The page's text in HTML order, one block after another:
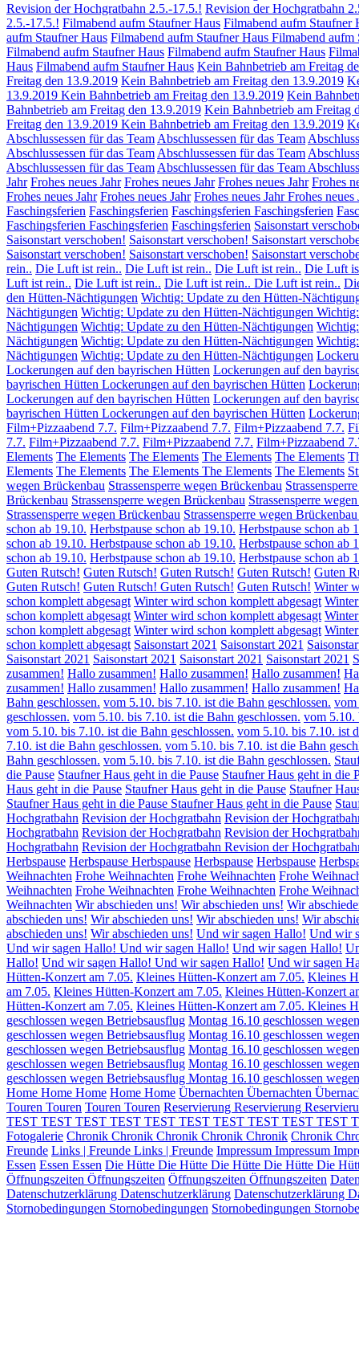
Revision der Hochgratbahn 2.5.-17.5.! Revision der Hochgratbahn
2.5.-17.5.! Filmabend aufm Staufner Haus Filmabend aufm Staufner
aufm Staufner Haus Filmabend aufm Staufner Haus Filmabend aufm
Filmabend aufm Staufner Haus Filmabend aufm Staufner Haus
Haus Filmabend aufm Staufner Haus Kein Bahnbetrieb am Freitag
Freitag den 13.9.2019 Kein Bahnbetrieb am Freitag den 13.9.2019
13.9.2019 Kein Bahnbetrieb am Freitag den 13.9.2019 Kein
Bahnbetrieb am Freitag den 13.9.2019 Kein Bahnbetrieb am Freitag
Freitag den 13.9.2019 Kein Bahnbetrieb am Freitag den 13.9.2019
Abschlussessen für das Team Abschlussessen für das Team
Abschlussessen für das Team Abschlussessen für das Team
Abschlussessen für das Team Abschlussessen für das Team
Jahr Frohes neues Jahr Frohes neues Jahr Frohes neues Jahr Frohes
Frohes neues Jahr Frohes neues Jahr Frohes neues JahrFrohes neues
Faschingsferien Faschingsferien Faschingsferien Faschingsferien
Faschingsferien Faschingsferien Faschingsferien Saisonstart
Saisonstart verschoben! Saisonstart verschoben! Saisonstart
Saisonstart verschoben! Saisonstart verschoben! Saisonstart
rein.. Die Luft ist rein.. Die Luft ist rein.. Die Luft ist rein.. Die Luft
Luft ist rein.. Die Luft ist rein.. Die Luft ist rein.. Die Luft ist rein..
den Hütten-Nächtigungen Wichtig: Update zu den Hütten-
Nächtigungen Wichtig: Update zu den Hütten-Nächtigungen
Nächtigungen Wichtig: Update zu den Hütten-Nächtigungen
Nächtigungen Wichtig: Update zu den Hütten-Nächtigungen
Nächtigungen Wichtig: Update zu den Hütten-Nächtigungen
Lockerungen auf den bayrischen Hütten Lockerungen auf den
bayrischen Hütten Lockerungen auf den bayrischen Hütten
Lockerungen auf den bayrischen Hütten Lockerungen auf den
bayrischen Hütten Lockerungen auf den bayrischen Hütten
Film+Pizzaabend 7.7. Film+Pizzaabend 7.7. Film+Pizzaabend 7.7.
7.7. Film+Pizzaabend 7.7. Film+Pizzaabend 7.7. Film+Pizzaabend
Elements The Elements The Elements The Elements The Elements
Elements The Elements The Elements The Elements The Elements
wegen Brückenbau Strassensperre wegen Brückenbau
Brückenbau Strassensperre wegen Brückenbau Strassensperre
Strassensperre wegen Brückenbau Strassensperre wegen
schon ab 19.10. Herbstpause schon ab 19.10. Herbstpause schon ab
schon ab 19.10. Herbstpause schon ab 19.10. Herbstpause schon ab
schon ab 19.10. Herbstpause schon ab 19.10. Herbstpause schon ab
Guten Rutsch! Guten Rutsch! Guten Rutsch! Guten Rutsch! Guten
Guten Rutsch! Guten Rutsch! Guten Rutsch! Guten Rutsch! Winter
schon komplett abgesagt Winter wird schon komplett abgesagt
schon komplett abgesagt Winter wird schon komplett abgesagt
schon komplett abgesagt Winter wird schon komplett abgesagt
schon komplett abgesagt Saisonstart 2021 Saisonstart 2021
Saisonstart 2021 Saisonstart 2021 Saisonstart 2021 Saisonstart 2021
zusammen! Hallo zusammen! Hallo zusammen! Hallo zusammen!
zusammen! Hallo zusammen! Hallo zusammen! Hallo zusammen!
Bahn geschlossen. vom 5.10. bis 7.10. ist die Bahn geschlossen. vom
geschlossen. vom 5.10. bis 7.10. ist die Bahn geschlossen. vom 5.10.
vom 5.10. bis 7.10. ist die Bahn geschlossen. vom 5.10. bis 7.10. ist
7.10. ist die Bahn geschlossen. vom 5.10. bis 7.10. ist die Bahn
Bahn geschlossen. vom 5.10. bis 7.10. ist die Bahn geschlossen.
die Pause Staufner Haus geht in die Pause Staufner Haus geht in die
Haus geht in die Pause Staufner Haus geht in die Pause Staufner
Staufner Haus geht in die Pause Staufner Haus geht in die Pause
Hochgratbahn Revision der Hochgratbahn Revision der
Hochgratbahn Revision der Hochgratbahn Revision der
Hochgratbahn Revision der Hochgratbahn Revision der
Herbspause Herbspause Herbspause Herbspause Herbspause
Weihnachten Frohe Weihnachten Frohe Weihnachten Frohe
Weihnachten Frohe Weihnachten Frohe Weihnachten Frohe
Weihnachten Wir abschieden uns! Wir abschieden uns! Wir
abschieden uns! Wir abschieden uns! Wir abschieden uns! Wir
abschieden uns! Wir abschieden uns! Und wir sagen Hallo! Und wir
Und wir sagen Hallo! Und wir sagen Hallo! Und wir sagen Hallo!
Hallo! Und wir sagen Hallo! Und wir sagen Hallo! Und wir sagen
Hütten-Konzert am 7.05. Kleines Hütten-Konzert am 7.05. Kleines
am 7.05. Kleines Hütten-Konzert am 7.05. Kleines Hütten-Konzert
Hütten-Konzert am 7.05. Kleines Hütten-Konzert am 7.05. Kleines
geschlossen wegen Betriebsausflug Montag 16.10 geschlossen
geschlossen wegen Betriebsausflug Montag 16.10 geschlossen
geschlossen wegen Betriebsausflug Montag 16.10 geschlossen
geschlossen wegen Betriebsausflug Montag 16.10 geschlossen
geschlossen wegen Betriebsausflug Montag 16.10 geschlossen
Home Home Home Home Home Übernachten Übernachten
Touren Touren Touren Touren Reservierung Reservierung
TEST TEST TEST TEST TEST TEST TEST TEST TEST TEST
Fotogalerie Chronik Chronik Chronik Chronik Chronik Chronik
Freunde Links | Freunde Links | Freunde Impressum Impressum
Essen Essen Essen Die Hütte Die Hütte Die Hütte Die Hütte Die
Öffnungszeiten Öffnungszeiten Öffnungszeiten Öffnungszeiten
Datenschutzerklärung Datenschutzerklärung Datenschutzerklärung
Stornobedingungen Stornobedingungen Stornobedingungen